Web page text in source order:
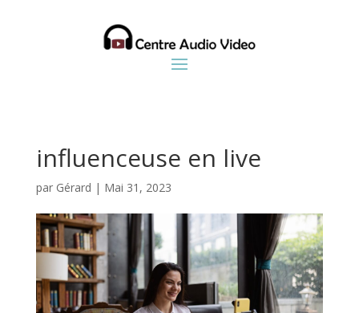
influenceuse en live
par Gérard | Mai 31, 2023